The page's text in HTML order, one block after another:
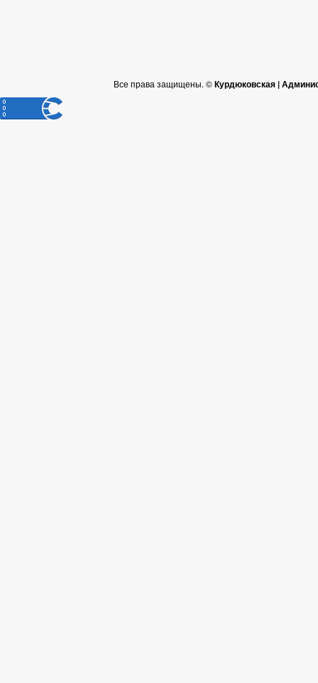
Все права защищены. ©Курдюковская |